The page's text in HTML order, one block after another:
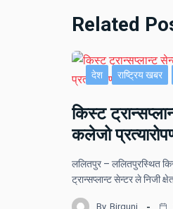
Related
देश राष्ट्रिय खबर
किस्ट
कलेजो
ललितपुर – ललितपुरस्थित
ट्रान्सप्लान्ट सेन्टर ले निजी
By Birgunj